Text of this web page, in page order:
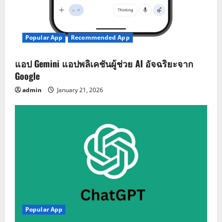
Popular App Recommended App
แอป Gemini แอปพลิเคชันผู้ช่วย AI อัจฉริยะจาก
Google
admin January 21, 2026
Popular App